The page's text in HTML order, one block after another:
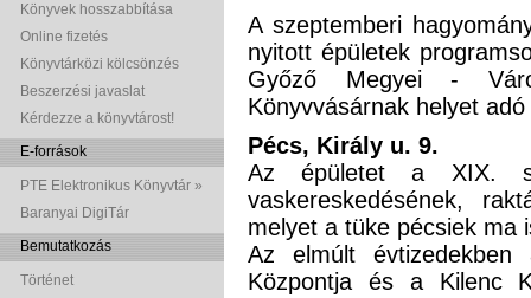
Könyvek hosszabbítása
Online fizetés
Könyvtárközi kölcsönzés
Beszerzési javaslat
Kérdezze a könyvtárost!
E-források
PTE Elektronikus Könyvtár »
Baranyai DigiTár
Bemutatkozás
Történet
A szeptemberi
nyitott épületek
Győző Megyei -
Könyvvásárnak helyet
Pécs, Király u. 9.
Az épületet a XIX.
vaskereskedésének,
melyet a tüke pécsiek ma
Az elmúlt
Központja és a Kilenc